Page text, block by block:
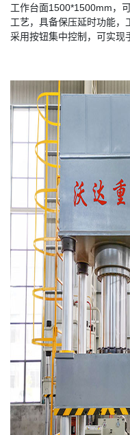
工作台面1500*1500mm，
工艺，具备保压延时功能，
采用按钮集中控制，可实现